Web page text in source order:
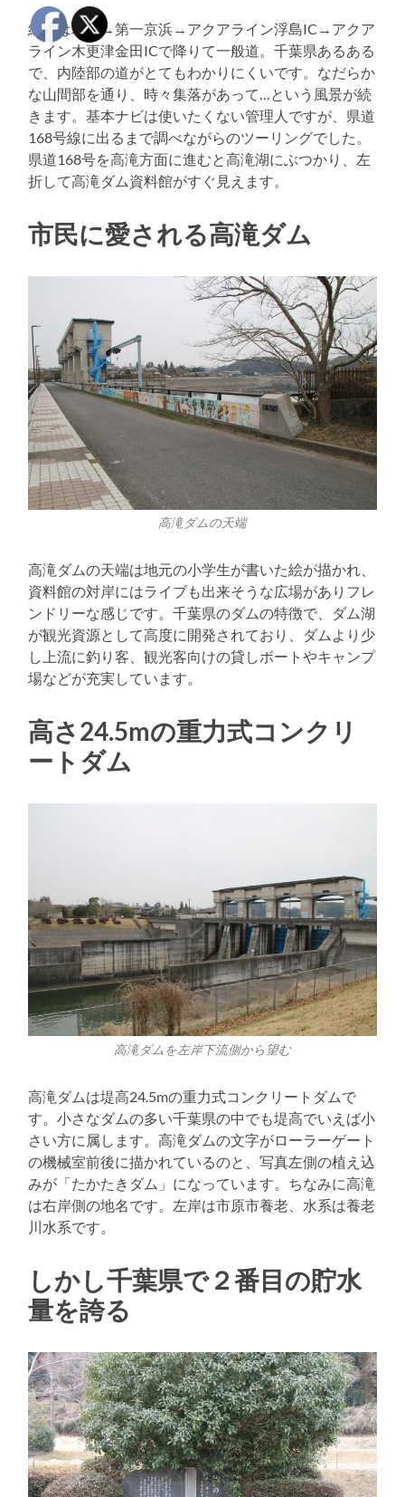
経路は環八→第一京浜→アクアライン浮島IC→アクア
ライン木更津金田ICで降りて一般道。千葉県あるある
で、内陸部の道がとてもわかりにくいです。なだらか
な山間部を通り、時々集落があって…という風景が続
きます。基本ナビは使いたくない管理人ですが、県道
168号線に出るまで調べながらのツーリングでした。
県道168号を高滝方面に進むと高滝湖にぶつかり、左
折して高滝ダム資料館がすぐ見えます。
市民に愛される高滝ダム
高滝ダムの天端
高滝ダムの天端は地元の小学生が書いた絵が描かれ、
資料館の対岸にはライブも出来そうな広場がありフレ
ンドリーな感じです。千葉県のダムの特徴で、ダム湖
が観光資源として高度に開発されており、ダムより少
し上流に釣り客、観光客向けの貸しボートやキャンプ
場などが充実しています。
高さ24.5mの重力式コンクリ
ートダム
高滝ダムを左岸下流側から望む
高滝ダムは堤高24.5mの重力式コンクリートダムで
す。小さなダムの多い千葉県の中でも堤高でいえば小
さい方に属します。高滝ダムの文字がローラーゲート
の機械室前後に描かれているのと、写真左側の植え込
みが「たかたきダム」になっています。ちなみに高滝
は右岸側の地名です。左岸は市原市養老、水系は養老
川水系です。
しかし千葉県で２番目の貯水
量を誇る